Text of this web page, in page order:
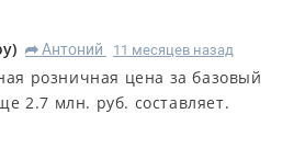
) R Антоний 11 месяцев назад
розничная цена за базовый
2.7 млн. руб. составляет.